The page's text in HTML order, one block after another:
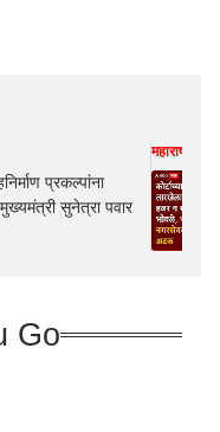
प्रकल्पांना
सुनेत्रा पवार
महाराष्ट्र
Go